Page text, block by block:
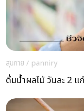
สุขกาย / panniry
ดื่มน้ำผลไม้ วันละ 2 แ